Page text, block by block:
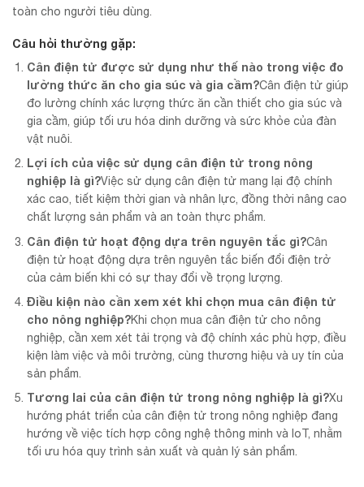
toàn cho người tiêu dùng.
Câu hỏi thường gặp:
Cân điện tử được sử dụng như thế nào trong việc đo
lường thức ăn cho gia súc và gia cầm?Cân điện tử giúp
đo lường chính xác lượng thức ăn cần thiết cho gia súc và
gia cầm, giúp tối ưu hóa dinh dưỡng và sức khỏe của đàn
vật nuôi.
Lợi ích của việc sử dụng cân điện tử trong nông
nghiệp là gì?Việc sử dụng cân điện tử mang lại độ chính
xác cao, tiết kiệm thời gian và nhân lực, đồng thời nâng cao
chất lượng sản phẩm và an toàn thực phẩm.
Cân điện tử hoạt động dựa trên nguyên tắc gì?Cân
điện tử hoạt động dựa trên nguyên tắc biến đổi điện trở
của cảm biến khi có sự thay đổi về trọng lượng.
Điều kiện nào cần xem xét khi chọn mua cân điện tử
cho nông nghiệp?Khi chọn mua cân điện tử cho nông
nghiệp, cần xem xét tải trọng và độ chính xác phù hợp, điều
kiện làm việc và môi trường, cùng thương hiệu và uy tín của
sản phẩm.
Tương lai của cân điện tử trong nông nghiệp là gì?Xu
hướng phát triển của cân điện tử trong nông nghiệp đang
hướng về việc tích hợp công nghệ thông minh và IoT, nhằm
tối ưu hóa quy trình sản xuất và quản lý sản phẩm.